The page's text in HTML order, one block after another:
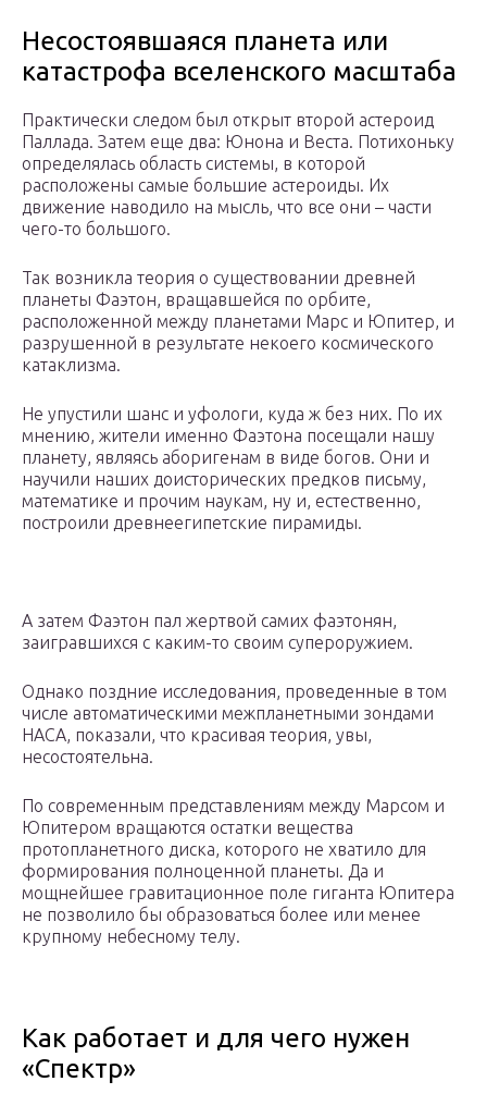
Несостоявшаяся планета или
катастрофа вселенского масштаба
Практически следом был открыт второй астероид
Паллада. Затем еще два: Юнона и Веста. Потихоньку
определялась область системы, в которой
расположены самые большие астероиды. Их
движение наводило на мысль, что все они – части
чего-то большого.
Так возникла теория о существовании древней
планеты Фаэтон, вращавшейся по орбите,
расположенной между планетами Марс и Юпитер, и
разрушенной в результате некоего космического
катаклизма.
Не упустили шанс и уфологи, куда ж без них. По их
мнению, жители именно Фаэтона посещали нашу
планету, являясь аборигенам в виде богов. Они и
научили наших доисторических предков письму,
математике и прочим наукам, ну и, естественно,
построили древнеегипетские пирамиды.
А затем Фаэтон пал жертвой самих фаэтонян,
заигравшихся с каким-то своим супероружием.
Однако поздние исследования, проведенные в том
числе автоматическими межпланетными зондами
НАСА, показали, что красивая теория, увы,
несостоятельна.
По современным представлениям между Марсом и
Юпитером вращаются остатки вещества
протопланетного диска, которого не хватило для
формирования полноценной планеты. Да и
мощнейшее гравитационное поле гиганта Юпитера
не позволило бы образоваться более или менее
крупному небесному телу.
Как работает и для чего нужен
«Спектр»